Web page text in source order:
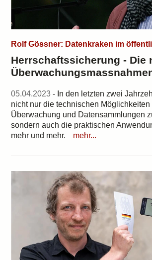
Rolf Gössner: Datenkraken im
Herrschaftssicherung - Die
05.04.2023 - In den letzten zwei
nicht nur die technischen Möglichkeiten
Überwachung und Datensammlungen
sondern auch die praktischen
mehr und mehr.
mehr...